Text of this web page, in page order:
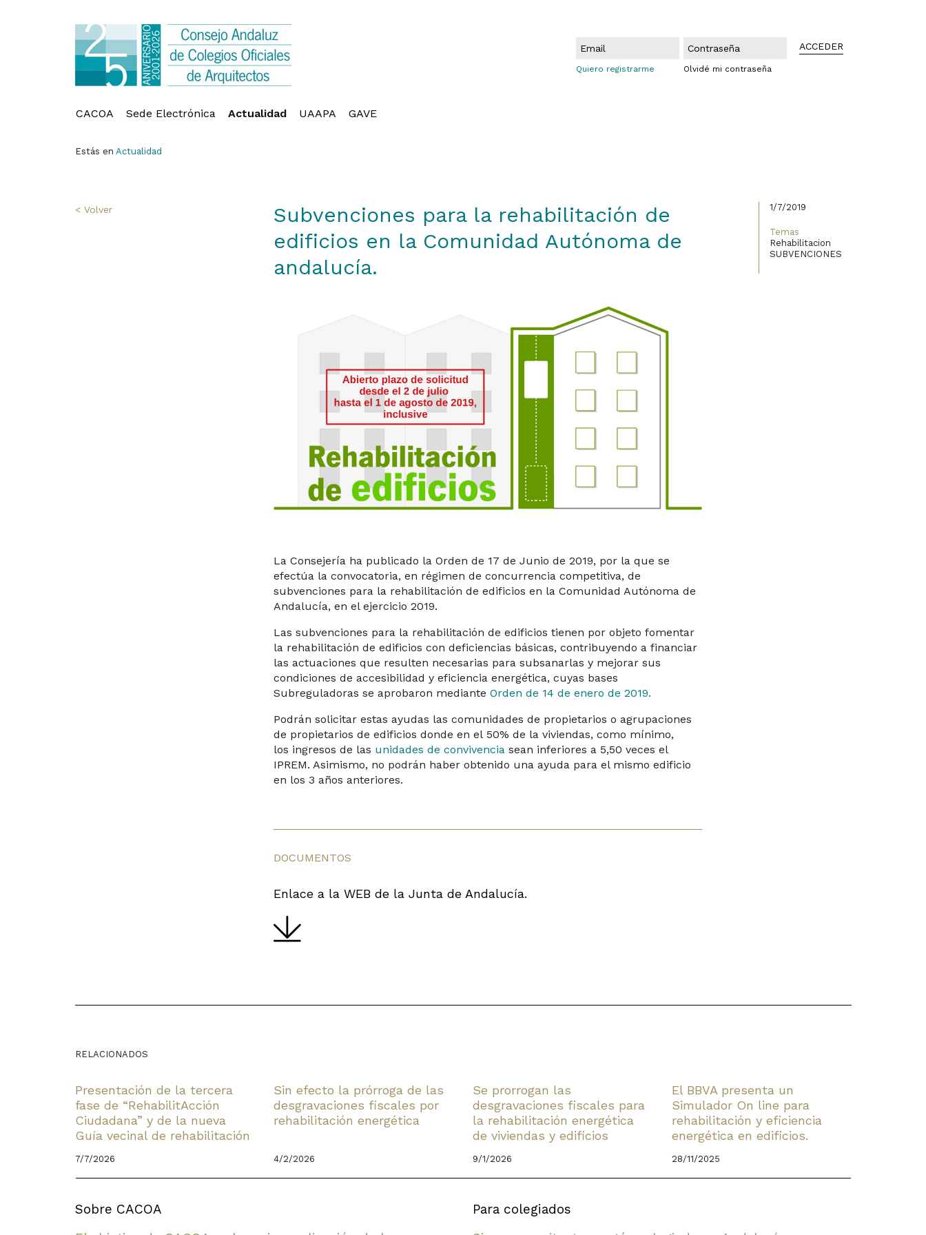
Quiero registrarme Olvidé mi contraseña
ACCEDER
CACOA Sede Electrónica Actualidad UAAPA GAVE
Estás en Actualidad
< Volver
Subvenciones para la rehabilitación de
edificios en la Comunidad Autónoma de
andalucía.
La Consejería ha publicado la Orden de 17 de Junio de 2019, por la que se
efectúa la convocatoria, en régimen de concurrencia competitiva, de
subvenciones para la rehabilitación de edificios en la Comunidad Autónoma de
Andalucía, en el ejercicio 2019.
Las subvenciones para la rehabilitación de edificios tienen por objeto fomentar
la rehabilitación de edificios con deficiencias básicas, contribuyendo a financiar
las actuaciones que resulten necesarias para subsanarlas y mejorar sus
condiciones de accesibilidad y eficiencia energética, cuyas bases
Subreguladoras se aprobaron medianteOrden de 14 de enero de 2019.
Podrán solicitar estas ayudas las comunidades de propietarios o agrupaciones
de propietarios de edificios donde en el 50% de la viviendas, como mínimo,
los ingresos de las unidades de convivencia sean inferiores a 5,50 veces el
IPREM. Asimismo, no podrán haber obtenido una ayuda para el mismo edificio
en los 3 años anteriores.
DOCUMENTOS
Enlace a la WEB de la Junta de Andalucía.
1/7/2019
Temas
Rehabilitacion
SUBVENCIONES
RELACIONADOS
Presentación de la tercera
fase de “RehabilitAcción
Ciudadana” y de la nueva
Guía vecinal de rehabilitación
7/7/2026
Sin efecto la prórroga de las
desgravaciones fiscales por
rehabilitación energética
4/2/2026
Se prorrogan las
desgravaciones fiscales para
la rehabilitación energética
de viviendas y edificios
9/1/2026
El BBVA presenta un
Simulador On line para
rehabilitación y eficiencia
energética en edificios.
28/11/2025
Sobre CACOA
Para colegiados